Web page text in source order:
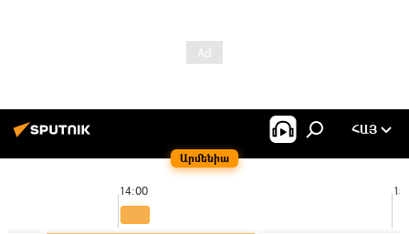
Արմենիա
ՀԱՅ
14:00